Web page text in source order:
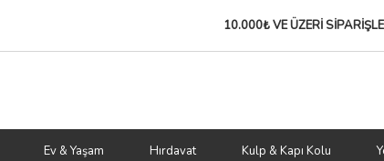
10.000₺ VE ÜZERİ
Ev & Yaşam Hırdavat Kulp & Kapı Kolu